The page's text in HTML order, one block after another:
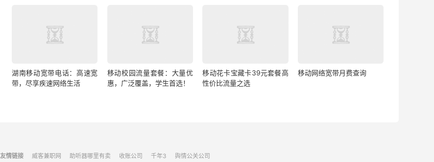
湖南移动宽带电话：高速宽
带，尽享疾速网络生活
移动校园流量套餐：大量优
惠，广泛覆盖，学生首选！
移动花卡宝藏卡39元套餐高
性价比流量之选
移动网络宽带月费查询
友情链接 威客兼职网 助听器哪里有卖 收账公司 千年3 舆情公关公司